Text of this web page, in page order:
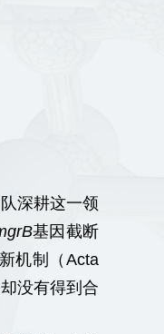
深耕这一领
基因截断
机制（Acta
没有得到合